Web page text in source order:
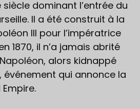
siècle dominant l’entrée du
Il a été construit à la
III pour l’impératrice
1870, il n’a jamais abrité
alors kidnappé
événement qui annonce la